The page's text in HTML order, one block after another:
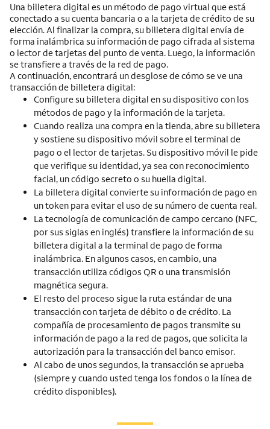
Una billetera digital es un método de pago virtual que está
conectado a su cuenta bancaria o a la tarjeta de crédito de su
elección. Al finalizar la compra, su billetera digital envía de
forma inalámbrica su información de pago cifrada al sistema
o lector de tarjetas del punto de venta. Luego, la información
se transfiere a través de la red de pago.
A continuación, encontrará un desglose de cómo se ve una
transacción de billetera digital:
Configure su billetera digital en su dispositivo con los
métodos de pago y la información de la tarjeta.
Cuando realiza una compra en la tienda, abre su billetera
y sostiene su dispositivo móvil sobre el terminal de
pago o el lector de tarjetas. Su dispositivo móvil le pide
que verifique su identidad, ya sea con reconocimiento
facial, un código secreto o su huella digital.
La billetera digital convierte su información de pago en
un token para evitar el uso de su número de cuenta real.
La tecnología de comunicación de campo cercano (NFC,
por sus siglas en inglés) transfiere la información de su
billetera digital a la terminal de pago de forma
inalámbrica. En algunos casos, en cambio, una
transacción utiliza códigos QR o una transmisión
magnética segura.
El resto del proceso sigue la ruta estándar de una
transacción con tarjeta de débito o de crédito. La
compañía de procesamiento de pagos transmite su
información de pago a la red de pagos, que solicita la
autorización para la transacción del banco emisor.
Al cabo de unos segundos, la transacción se aprueba
(siempre y cuando usted tenga los fondos o la línea de
crédito disponibles).